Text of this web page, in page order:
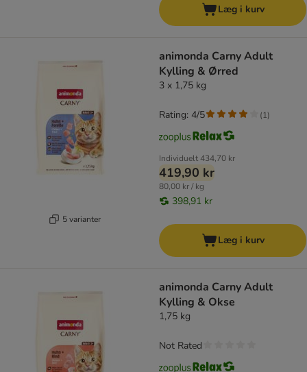
Læg i kurv
5 varianter
animonda Carny Adult
Kylling & Ørred
3 x 1,75 kg
Individuelt434,70 kr
419,90 kr
80,00 kr / kg
398,91 kr
Rating: 4/5 (1)
Læg i kurv
animonda Carny Adult
Kylling & Okse
1,75 kg
Not Rated